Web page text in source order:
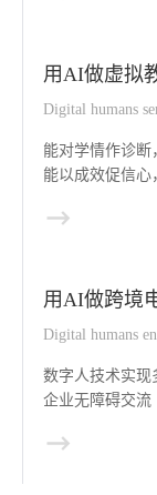
用AI做虚拟
Digital humans
能对学情作诊断
能以成效促信心
用AI做跨境
Digital humans
数字人技术实现
企业无障碍交流